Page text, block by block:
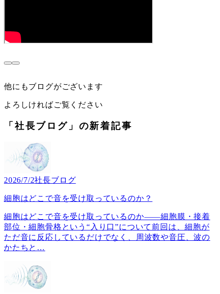
他にもブログがございます
よろしければご覧ください
「社長ブログ」の新着記事
2026/7/2社長ブログ
細胞はどこで音を受け取っているのか？
細胞はどこで音を受け取っているのか――細胞膜・接着
部位・細胞骨格という“入り口”について前回は、細胞が
ただ音に反応しているだけでなく、周波数や音圧、波の
かたちと …